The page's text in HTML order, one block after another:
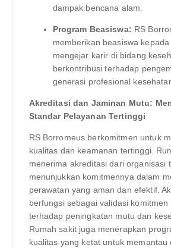
dampak bencana alam.
Program Beasiswa: RS
memberikan beasiswa
mengejar karir di bidang
berkontribusi terhadap
generasi profesional
Akreditasi dan Jaminan Mutu:
Standar Pelayanan Tertinggi
RS Borromeus berkomitmen untuk
kualitas dan keamanan tertinggi.
menerima akreditasi dari organisasi
menunjukkan komitmennya dalam
perawatan yang aman dan efektif.
berfungsi sebagai validasi
terhadap peningkatan mutu dan
Rumah sakit juga menerapkan
kualitas yang ketat untuk memantau